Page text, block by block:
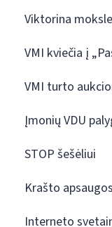
Viktorina
VMI kviečia į
VMI turto
Įmonių VDU
STOP šešėliui
Krašto
Interneto